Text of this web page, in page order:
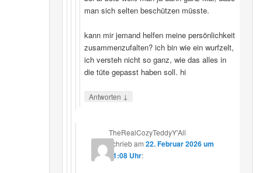
man sich selten beschützen müsste.
kann mir jemand helfen meine persönlichkeit
zusammenzufalten? ich bin wie ein wurfzelt,
ich versteh nicht so ganz, wie das alles in
die tüte gepasst haben soll. hi
Antworten ↓
TheRealCozyTeddyY'All
schriebam22. Februar 2026 um
21:08 Uhr: